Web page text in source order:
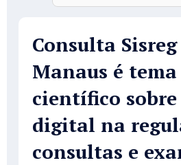
Consulta
Manaus é
científico
digital na
consultas e